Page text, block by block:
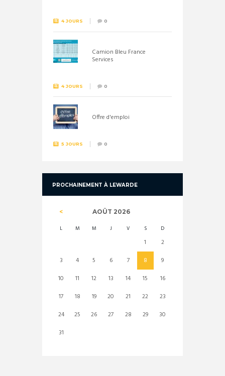
4 JOURS 0
Camion Bleu France
Services
4 JOURS 0
Offre d'emploi
5 JOURS 0
PROCHAINEMENT À LEWARDE
AOÛT 2026
L M M J V S D
1
2
3
4 5 6 7 8
9
10
11 12 13 14 15
16
17
18 19 20 21 22
23
24
25 26 27 28 29
30
31